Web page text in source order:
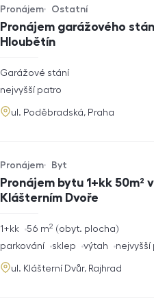
Pronájem garážového
Hloubětín
Typ nabídky
Pronájem
Typ nemovitosti
Ostatní
rozměry
Garážové stání
funkce
nejvyšší patro
adresa
ul. Poděbradská, Praha
Pronájem bytu 1+kk 50m²
Klášterním Dvoře
Typ nabídky
Pronájem
Typ nemovitosti
Byt
rozměry
1+kk obyt. plocha
56 m2
funkce
parkování sklep výtah nejvyšší
adresa
ul. Klášterní Dvůr, Rajhrad